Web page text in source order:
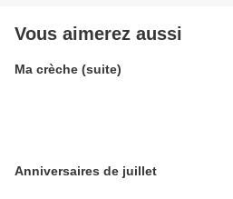
Vous aimerez aussi
Ma crèche (suite)
Anniversaires de juillet